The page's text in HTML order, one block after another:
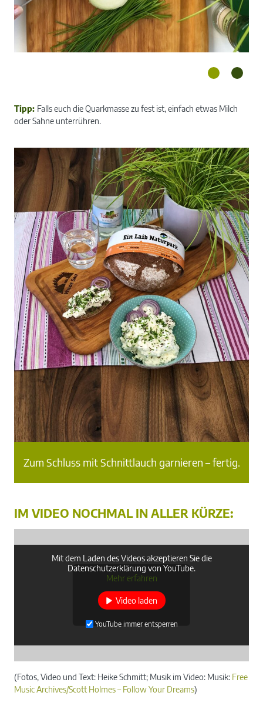
Zwiebeln und Knoblauch schneiden bzw. hacken.
Tipp: Falls euch die Quarkmasse zu fest ist, einfach etwas Milch
oder Sahne unterrühren.
Zum Schluss mit Schnittlauch garnieren – fertig.
IM VIDEO NOCHMAL IN ALLER KÜRZE:
Mit dem Laden des Videos akzeptieren Sie die
Datenschutzerklärung von YouTube.
Mehr erfahren
Video laden
YouTube immer entsperren
(Fotos, Video und Text: Heike Schmitt; Musik im Video: Musik: Free
Music Archives/Scott Holmes – Follow Your Dreams)